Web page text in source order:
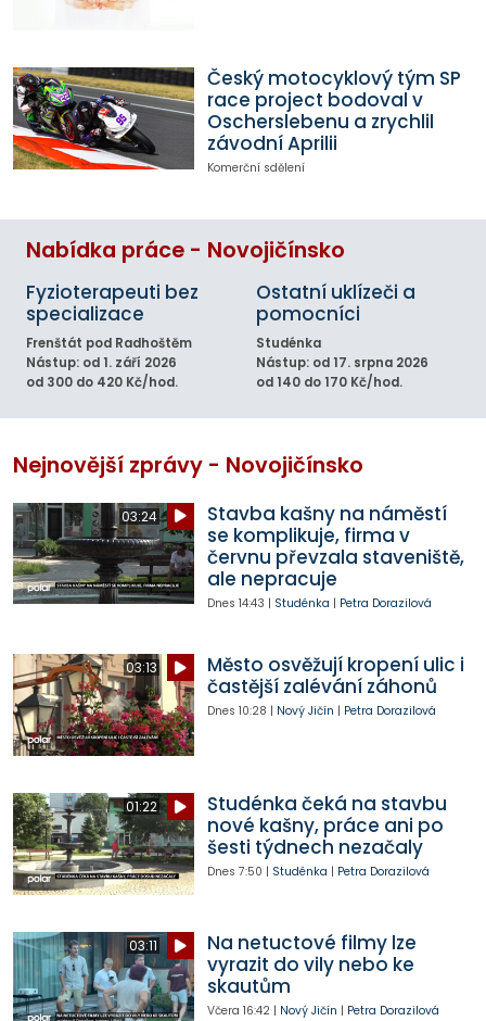
Český motocyklový tým SP
race project bodoval v
Oscherslebenu a zrychlil
závodní Aprilii
Komerční sdělení
Nabídka práce - Novojičínsko
Fyzioterapeuti bez
specializace
Frenštát pod Radhoštěm
Nástup: od 1. září 2026
od 300 do 420 Kč/hod.
Ostatní uklízeči a
pomocníci
Studénka
Nástup: od 17. srpna 2026
od 140 do 170 Kč/hod.
Nejnovější zprávy - Novojičínsko
03:24
Stavba kašny na náměstí
se komplikuje, firma v
červnu převzala staveniště,
ale nepracuje
Dnes 14:43 | Studénka | Petra Dorazilová
03:13
Město osvěžují kropení ulic i
častější zalévání záhonů
Dnes 10:28 | Nový Jičín | Petra Dorazilová
01:22
Studénka čeká na stavbu
nové kašny, práce ani po
šesti týdnech nezačaly
Dnes 7:50 | Studénka | Petra Dorazilová
03:11
Na netuctové filmy lze
vyrazit do vily nebo ke
skautům
Včera 16:42| Nový Jičín | Petra Dorazilová